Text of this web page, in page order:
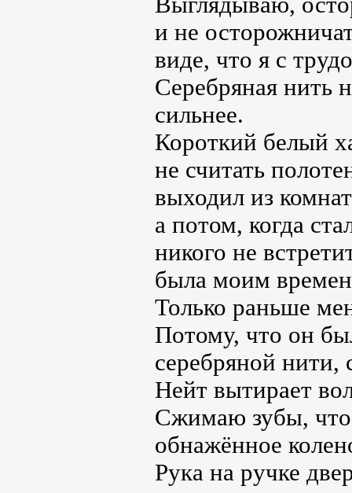
и не
виде, что я с
Серебряная нить
сильнее.
Короткий белый
не считать
выходил из
а потом, когда
никого не
была моим
Только раньше
Потому, что он
серебряной нити,
Нейт вытирает
Сжимаю зубы,
обнажённое
Рука на ручке